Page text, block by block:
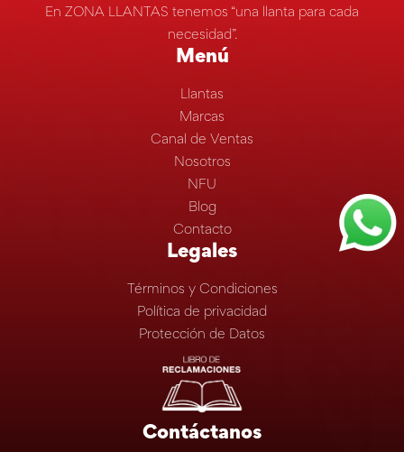
En ZONA LLANTAS tenemos “una llanta para cada
necesidad”.
Menú
Llantas
Marcas
Canal de Ventas
Nosotros
NFU
Blog
Contacto
Legales
Términos y Condiciones
Política de privacidad
Protección de Datos
Contáctanos